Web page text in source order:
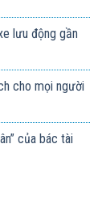
lưu động gần
cho mọi người
của bác tài